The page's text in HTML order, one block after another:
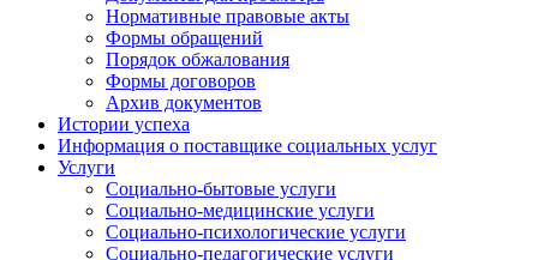
Нормативные правовые акты
Формы обращений
Порядок обжалования
Формы договоров
Архив документов
Истории успеха
Информация о поставщике социальных услуг
Услуги
Социально-бытовые услуги
Социально-медицинские услуги
Социально-психологические услуги
Социально-педагогические услуги